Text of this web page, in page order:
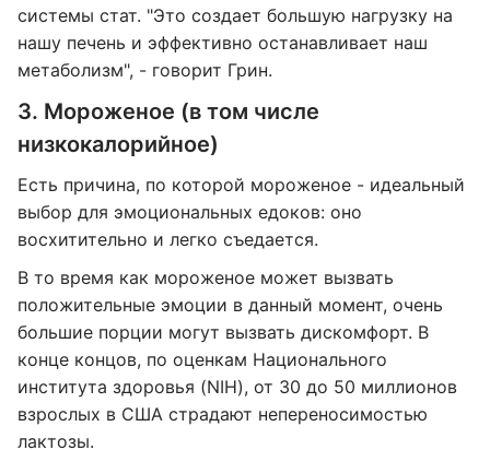
системы стат. "Это создает большую нагрузку на
нашу печень и эффективно останавливает наш
метаболизм", - говорит Грин.
3. Мороженое (в том числе
низкокалорийное)
Есть причина, по которой мороженое - идеальный
выбор для эмоциональных едоков: оно
восхитительно и легко съедается.
В то время как мороженое может вызвать
положительные эмоции в данный момент, очень
большие порции могут вызвать дискомфорт. В
конце концов, по оценкам Национального
института здоровья (NIH), от 30 до 50 миллионов
взрослых в США страдают непереносимостью
лактозы.